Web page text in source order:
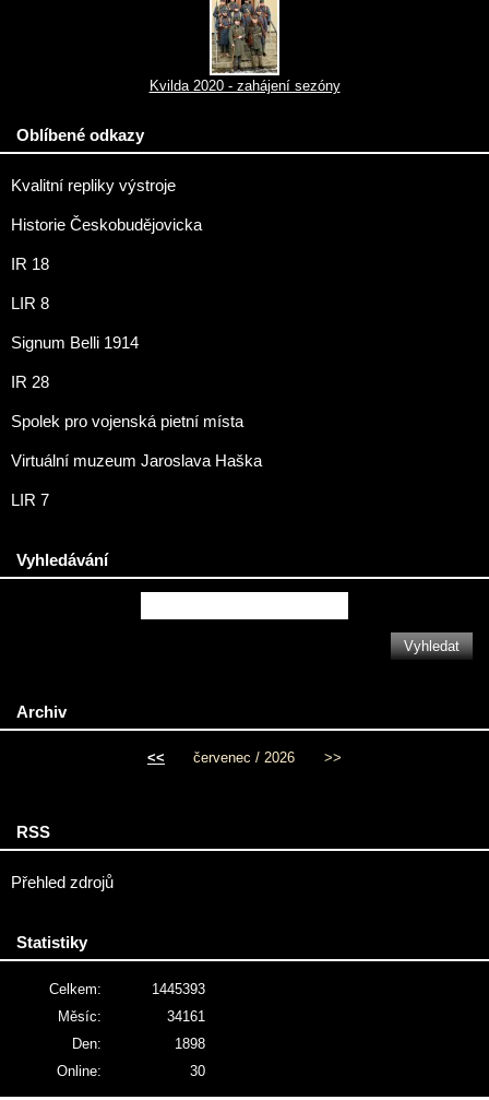
Kvilda 2020 - zahájení sezóny
Oblíbené odkazy
Kvalitní repliky výstroje
Historie Českobudějovicka
IR 18
LIR 8
Signum Belli 1914
IR 28
Spolek pro vojenská pietní místa
Virtuální muzeum Jaroslava Haška
LIR 7
Vyhledávání
Archiv
<< červenec / 2026 >>
RSS
Přehled zdrojů
Statistiky
Online: 30
Celkem:
1445393
Měsíc:
34161
Den:
1898